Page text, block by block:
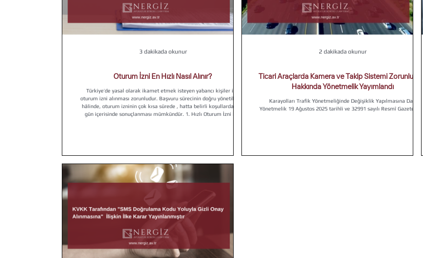
Oturum İzni En Hızlı Nasıl Alınır?
Türkiye’de yasal olarak ikamet etmek isteyen yabancı kişiler için
oturum izni alınması zorunludur. Başvuru sürecinin doğru yönetilmesi
hâlinde, oturum izninin çok kısa sürede , hatta belirli koşullarda 2–3
gün içerisinde sonuçlanması mümkündür. 1. Hızlı Oturum İzni İçin
3 dakikada okunur
Ticari Araçlarda Kamera ve Takip Sistemi Zorunluluğu
Hakkında Yönetmelik Yayımlandı
Karayolları Trafik Yönetmeliğinde Değişiklik Yapılmasına Dair
Yönetmelik 19 Ağustos 2025 tarihli ve 32991 sayılı Resmî Gazete’de...
2 dakikada okunur